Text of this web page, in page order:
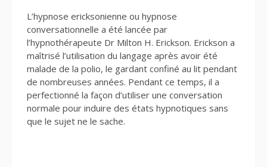
L’hypnose ericksonienne ou hypnose
conversationnelle a été lancée par
l’hypnothérapeute Dr Milton H. Erickson. Erickson a
maîtrisé l’utilisation du langage après avoir été
malade de la polio, le gardant confiné au lit pendant
de nombreuses années. Pendant ce temps, il a
perfectionné la façon d’utiliser une conversation
normale pour induire des états hypnotiques sans
que le sujet ne le sache.